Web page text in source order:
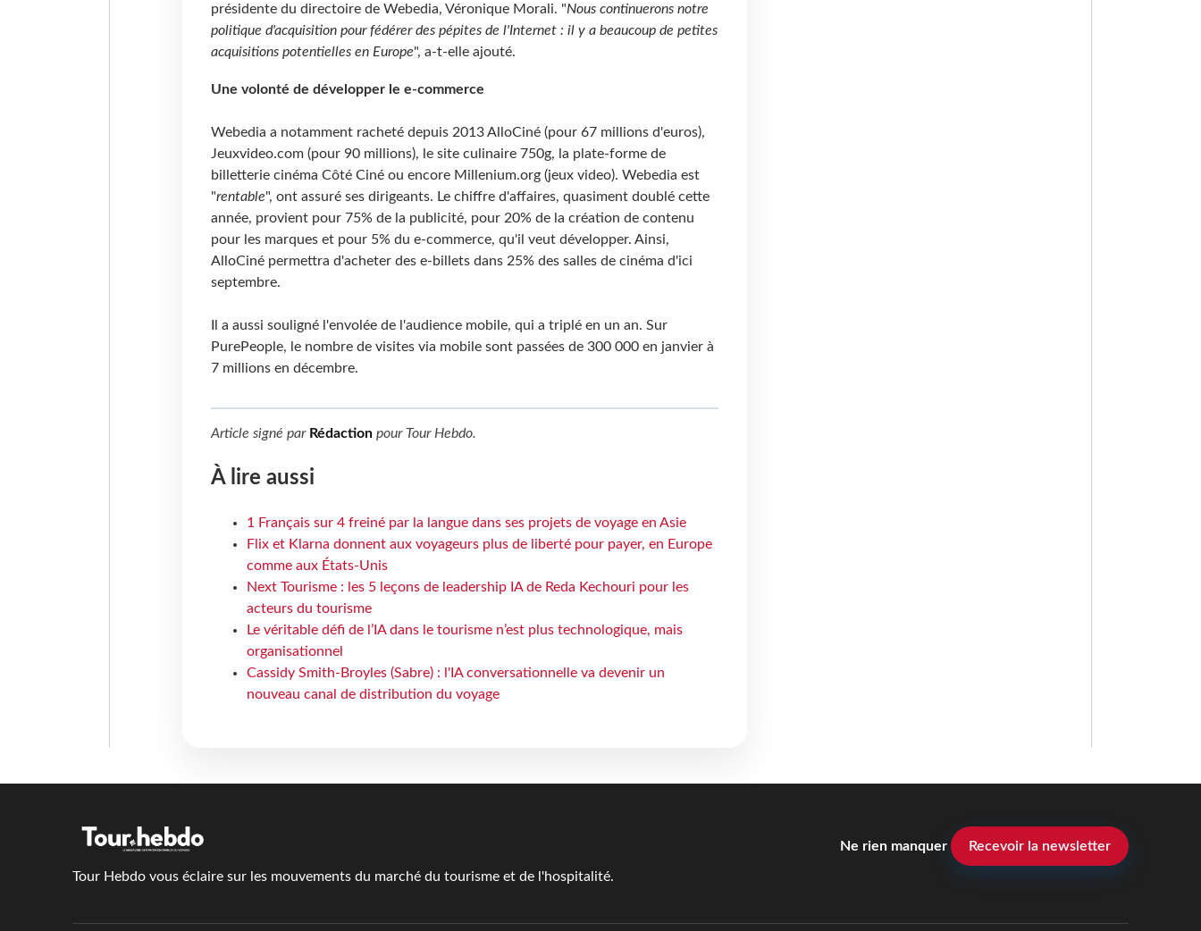
présidente du directoire de Webedia, Véronique Morali. "Nous continuerons notre
politique d'acquisition pour fédérer des pépites de l'Internet : il y a beaucoup de petites
acquisitions potentielles en Europe", a-t-elle ajouté.
Une volonté de développer le e-commerce
Webedia a notamment racheté depuis 2013 AlloCiné (pour 67 millions d'euros),
Jeuxvideo.com (pour 90 millions), le site culinaire 750g, la plate-forme de
billetterie cinéma Côté Ciné ou encore Millenium.org (jeux video). Webedia est
"rentable", ont assuré ses dirigeants. Le chiffre d'affaires, quasiment doublé cette
année, provient pour 75% de la publicité, pour 20% de la création de contenu
pour les marques et pour 5% du e-commerce, qu'il veut développer. Ainsi,
AlloCiné permettra d'acheter des e-billets dans 25% des salles de cinéma d'ici
septembre.
Il a aussi souligné l'envolée de l'audience mobile, qui a triplé en un an. Sur
PurePeople, le nombre de visites via mobile sont passées de 300 000 en janvier à
7 millions en décembre.
Article signé par Rédactionpour Tour Hebdo.
À lire aussi
1 Français sur 4 freiné par la langue dans ses projets de voyage en Asie
Flix et Klarna donnent aux voyageurs plus de liberté pour payer, en Europe
comme aux États-Unis
Next Tourisme : les 5 leçons de leadership IA de Reda Kechouri pour les
acteurs du tourisme
Le véritable défi de l’IA dans le tourisme n’est plus technologique, mais
organisationnel
Cassidy Smith-Broyles (Sabre) : l'IA conversationnelle va devenir un
nouveau canal de distribution du voyage
Tour Hebdo vous éclaire sur les mouvements du marché du tourisme et de l'hospitalité.
Ne rien manquer Recevoir la newsletter